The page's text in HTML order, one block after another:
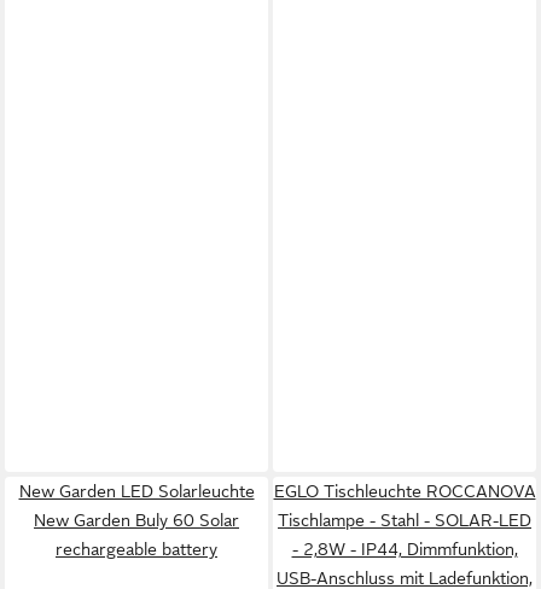
New Garden LED Solarleuchte
New Garden Buly 60 Solar
rechargeable battery
EGLO Tischleuchte ROCCANOVA
Tischlampe - Stahl - SOLAR-LED
- 2,8W - IP44, Dimmfunktion,
USB-Anschluss mit Ladefunktion,